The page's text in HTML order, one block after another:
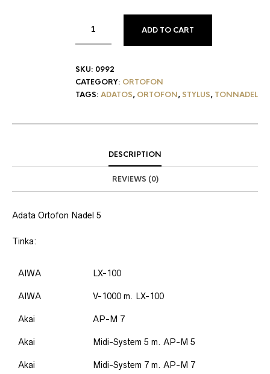
ADD TO CART
SKU: 0992
CATEGORY: ORTOFON
TAGS: ADATOS, ORTOFON, STYLUS, TONNADEL
DESCRIPTION
REVIEWS (0)
Adata Ortofon Nadel 5
Tinka:
AIWA LX-100
AIWA V-1000 m. LX-100
Akai AP-M 7
Akai Midi-System 5 m. AP-M 5
Akai Midi-System 7 m. AP-M 7